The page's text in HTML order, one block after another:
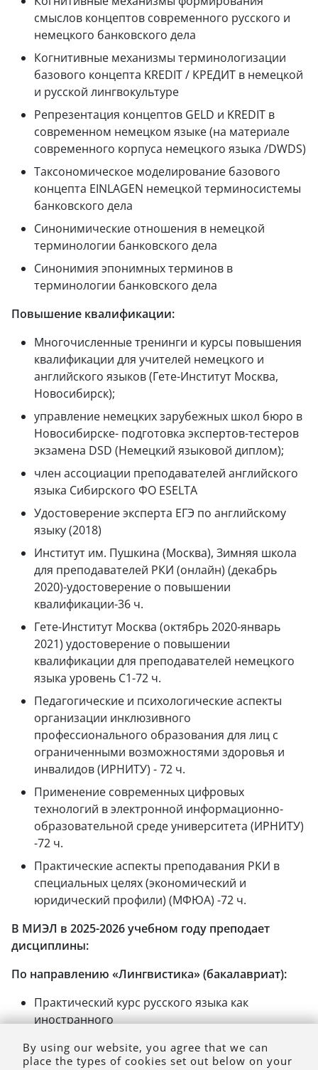
смыслов концептов современного русского и
немецкого банковского дела
Когнитивные механизмы терминологизации
базового концепта KREDIT/ КРЕДИТ в немецкой
и русской лингвокультуре
Репрезентация концептов GELD и KREDIT в
современном немецком языке (на материале
современного корпуса немецкого языка /DWDS)
Таксономическое моделирование базового
концепта EINLAGEN немецкой терминосистемы
банковского дела
Синонимические отношения в немецкой
терминологии банковского дела
Синонимия эпонимных терминов в
терминологии банковского дела
Повышение квалификации:
Многочисленные тренинги и курсы повышения
квалификации для учителей немецкого и
английского языков (Гете-Институт Москва,
Новосибирск);
управление немецких зарубежных школ бюро в
Новосибирске- подготовка экспертов-тестеров
экзамена DSD (Немецкий языковой диплом);
член ассоциации преподавателей английского
языка Сибирского ФО ESELTA
Удостоверение эксперта ЕГЭ по английскому
языку (2018)
Институт им. Пушкина (Москва), Зимняя школа
для преподавателей РКИ (онлайн) (декабрь
2020)-удостоверение о повышении
квалификации-36 ч.
Гете-Институт Москва (октябрь 2020-январь
2021) удостоверение о повышении
квалификации для преподавателей немецкого
языка уровень С1-72 ч.
Педагогические и психологические аспекты
организации инклюзивного
профессионального образования для лиц с
ограниченными возможностями здоровья и
инвалидов (ИРНИТУ) - 72 ч.
Применение современных цифровых
технологий в электронной информационно-
образовательной среде университета (ИРНИТУ)
-72 ч.
Практические аспекты преподавания РКИ в
специальных целях (экономический и
юридический профили) (МФЮА) -72 ч.
В МИЭЛ в 2025-2026 учебном году преподает
дисциплины:
По направлению «Лингвистика» (бакалавриат):
Практический курс русского языка как
иностранного
Практическая фонетика русского языка
Русский язык в мире
By using our website, you agree that we can
place the types of cookies set out below on your